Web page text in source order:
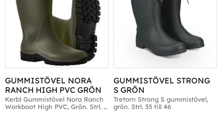
GUMMISTÖVEL NORA
RANCH HIGH PVC GRÖN
Kerbl Gummistövel Nora Ranch
Workboot High PVC, Grön. Strl.
GUMMISTÖVEL STRONG
S GRÖN
Tretorn Strong S gummistövel,
grön. Strl. 35 till 46